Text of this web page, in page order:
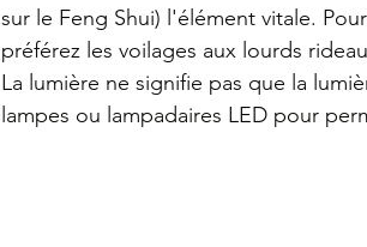
sur le Feng Shui) l'élément vitale.
préférez les voilages aux lourds
La lumière ne signifie pas que la
lampes ou lampadaires LED pour